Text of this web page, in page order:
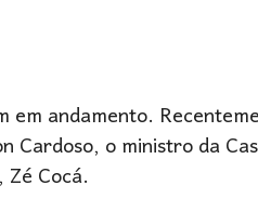
andamento.
Cardoso, o ministro da
Cocá.